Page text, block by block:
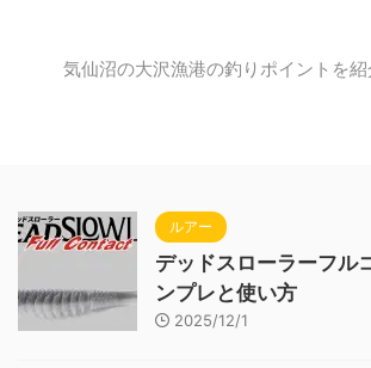
気仙沼の大沢漁港の釣りポイントを紹
ルアー
デッドスローラーフル
ンプレと使い方
2025/12/1